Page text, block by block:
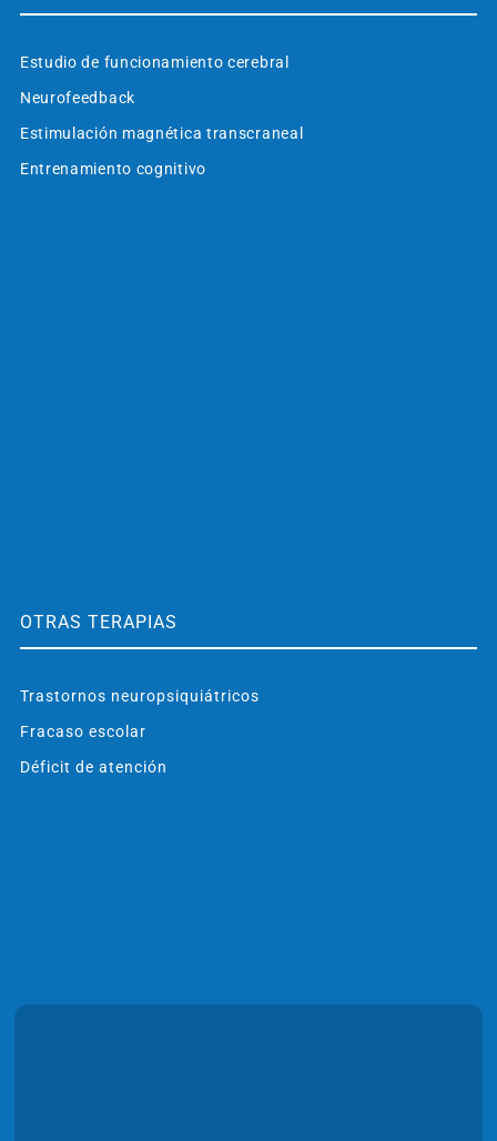
Estudio de funcionamiento cerebral
Neurofeedback
Estimulación magnética transcraneal
Entrenamiento cognitivo
OTRAS TERAPIAS
Trastornos neuropsiquiátricos
Fracaso escolar
Déficit de atención